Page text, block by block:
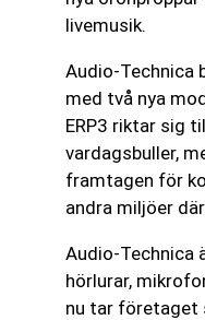
Audio-Technica
med två nya
ERP3 riktar sig
vardagsbuller,
framtagen för
andra miljöer
Audio-Technica
hörlurar,
nu tar företaget